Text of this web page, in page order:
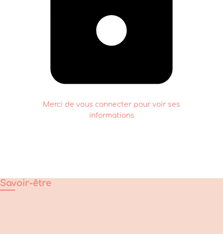
Merci de vous connecter pour voir ses
informations
Savoir-être